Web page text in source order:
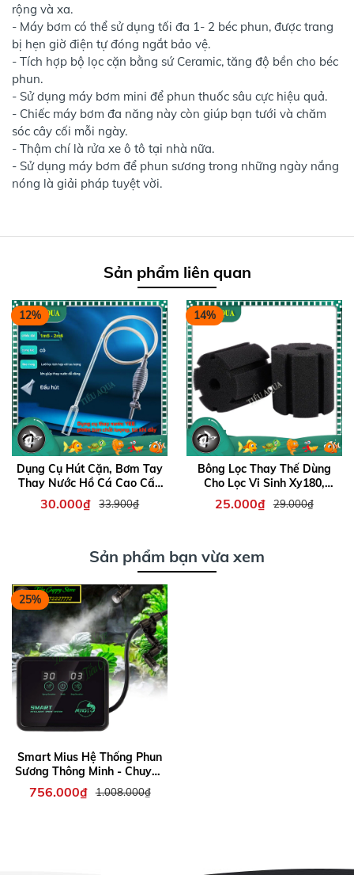
rộng và xa.
- Máy bơm có thể sử dụng tối đa 1- 2 béc phun, được trang
bị hẹn giờ điện tự đóng ngắt bảo vệ.
- Tích hợp bộ lọc cặn bằng sứ Ceramic, tăng độ bền cho béc
phun.
- Sử dụng máy bơm mini để phun thuốc sâu cực hiệu quả.
- Chiếc máy bơm đa năng này còn giúp bạn tưới và chăm
sóc cây cối mỗi ngày.
- Thậm chí là rửa xe ô tô tại nhà nữa.
- Sử dụng máy bơm để phun sương trong những ngày nắng
nóng là giải pháp tuyệt vời.
Sản phẩm liên quan
12%
Dụng Cụ Hút Cặn, Bơm Tay
Thay Nước Hồ Cá Cao Cấp
hiệu YEE màu xám đen (dài
1m5 - 2m6)
30.000₫ 33.900₫
14%
Bông Lọc Thay Thế Dùng
Cho Lọc Vi Sinh Xy180,
Xy280, Xy380
25.000₫ 29.000₫
Sản phẩm bạn vừa xem
25%
Smart Mius Hệ Thống Phun
Sương Thông Minh - Chuyên
Dụng Cho Hồ Bán Cạn,
Chuồng Bò Sát
756.000₫ 1.008.000₫